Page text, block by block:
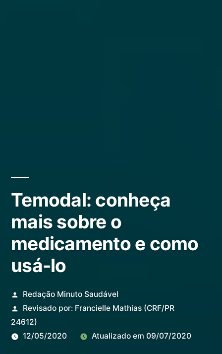
Temodal: conheça
mais sobre o
medicamento e como
usá-lo
Redação Minuto Saudável
Revisado por: Francielle Mathias(CRF/PR
24612)
12/05/2020
Atualizado em 09/07/2020